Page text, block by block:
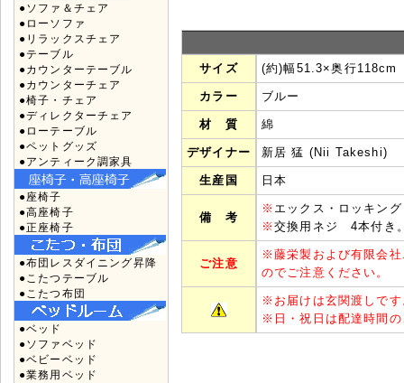
●ソファ＆チェア
●ローソファ
●リラックスチェア
●テーブル
●カウンターテーブル
●カウンターチェア
●椅子・チェア
●ディレクターチェア
●ローテーブル
●ペットグッズ
●アンティーク調家具
●座椅子
●高座椅子
●正座椅子
●布団レスダイニング昇降
●こたつテーブル
●こたつ布団
●ベッド
●ソファベッド
●ベビーベッド
●業務用ベッド
サイズ (約)幅51.3×奥行118cm
カラー ブルー
材 質 綿
デザイナー 新居 猛 (Nii Takeshi)
生産国 日本
備 考
※ エックス・ロッキン
※交換用ネジ 4本付き
ご注意
※藤栄製および有限会
のでご注意ください。
※ お届けは玄関渡しで
※ 日・祝日は配達時間